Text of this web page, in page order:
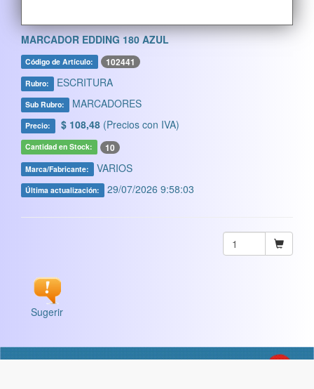
MARCADOR EDDING 180 AZUL
Código de Artículo: 102441
Rubro: ESCRITURA
Sub Rubro: MARCADORES
Precio: $ 108,48 (Precios con IVA)
Cantidad en Stock: 10
Marca/Fabricante: VARIOS
Última actualización: 29/07/2026 9:58:03
Sugerir